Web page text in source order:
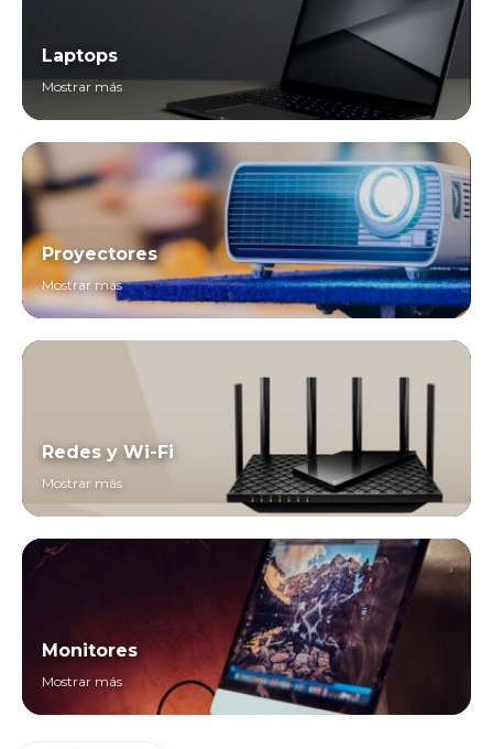
Laptops
Mostrar más
Proyectores
Mostrar más
Redes y Wi-Fi
Mostrar más
Monitores
Mostrar más